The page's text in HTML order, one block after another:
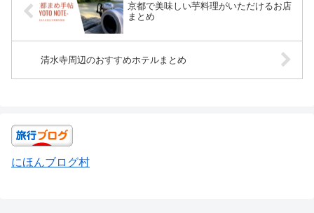
京都で美味しい芋料理がいただけるお店
まとめ
清水寺周辺のおすすめホテルまとめ
にほんブログ村